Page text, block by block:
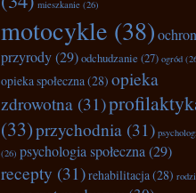
mieszkanie (26)
motocykle (38)
przyrody(29)odchudzanie (27) ogród
opieka społeczna(28) opieka
zdrowotna (31)
(33)przychodnia (31)
(26) psychologia społeczna(29)
recepty (31)rehabilitacja(28)